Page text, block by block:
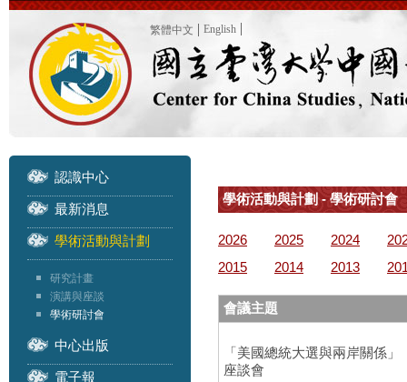
繁體中文 English
認識中心
最新消息
學術活動與計劃
研究計畫
演講與座談
學術研討會
中心出版
電子報
學術活動與計劃 - 學術研討會
2026 2025 2024
2015
2014 2013
會議主題
「美國總統大選與兩岸關係」
座談會